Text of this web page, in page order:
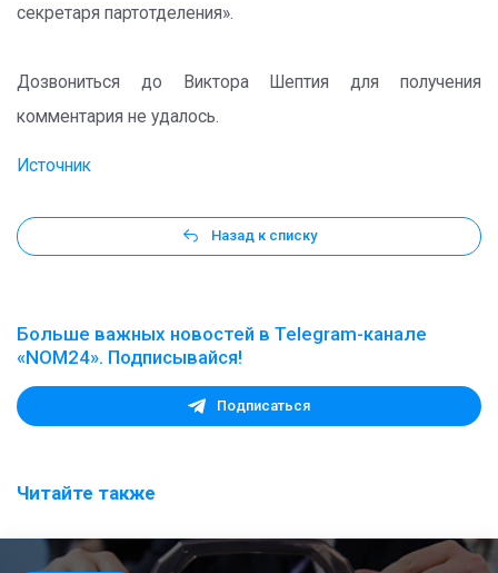
секретаря партотделения».
Дозвониться до Виктора Шептия для получения
комментария не удалось.
Источник
Назад к списку
Больше важных новостей в Telegram-канале
«NOM24». Подписывайся!
Подписаться
Читайте также